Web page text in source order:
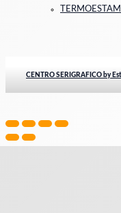
CENTRO SERIGRAFICO by